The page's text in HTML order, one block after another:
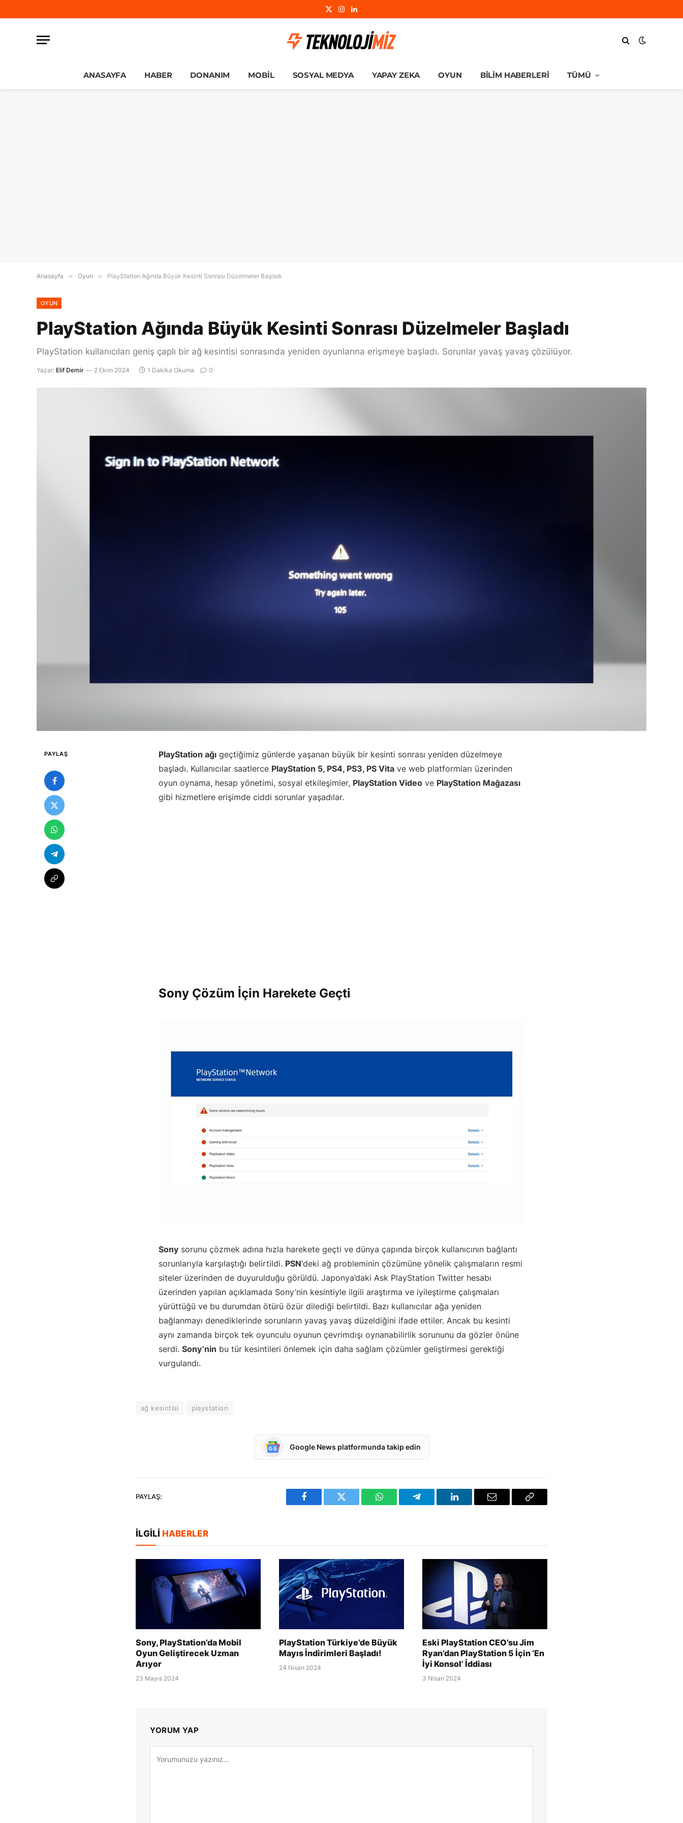
X
Instagram
LinkedIn
ANASAYFA HABER DONANIM MOBIL SOSYAL MEDYA YAPAY ZEKA OYUN BILIM HABERLERI TÜMÜ
Anasayfa » Oyun » PlayStation Ağında Büyük Kesinti Sonrası Düzelmeler Başladı
OYUN
PlayStation Ağında Büyük Kesinti Sonrası Düzelmeler Başladı
PlayStation kullanıcıları geniş çaplı bir ağ kesintisi sonrasında yeniden oyunlarına erişmeye başladı. Sorunlar yavaş yavaş çözülüyor.
Yazar: Elif Demir 2 Ekim 2024 1 Dakika Okuma 0
PAYLAŞ PlayStation ağı geçtiğimiz günlerde yaşanan büyük bir kesinti sonrası yeniden düzelmeye
başladı. Kullanıcılar saatlerce PlayStation 5, PS4, PS3, PS Vita ve web platformları üzerinden
oyun oynama, hesap yönetimi, sosyal etkileşimler, PlayStation Video ve PlayStation Mağazası
gibi hizmetlere erişimde ciddi sorunlar yaşadılar.
Sony Çözüm İçin Harekete Geçti
Sony sorunu çözmek adına hızla harekete geçti ve dünya çapında birçok kullanıcının bağlantı
sorunlarıyla karşılaştığı belirtildi. PSN‘deki ağ probleminin çözümüne yönelik çalışmaların resmi
siteler üzerinden de duyurulduğu görüldü. Japonya’daki Ask PlayStation Twitter hesabı
üzerinden yapılan açıklamada Sony’nin kesintiyle ilgili araştırma ve iyileştirme çalışmaları
yürüttüğü ve bu durumdan ötürü özür dilediği belirtildi. Bazı kullanıcılar ağa yeniden
bağlanmayı denediklerinde sorunların yavaş yavaş düzeldiğini ifade ettiler. Ancak bu kesinti
aynı zamanda birçok tek oyunculu oyunun çevrimdışı oynanabilirlik sorununu da gözler önüne
serdi. Sony’nin bu tür kesintileri önlemek için daha sağlam çözümler geliştirmesi gerektiği
vurgulandı.
ağ kesintisi playstation
Google News platformunda takip edin
PAYLAŞ:
Facebook Twitter WhatsAppTelegram LinkedIn E-
Bağlantıyı
İLGILI HABERLER
Sony, PlayStation’da Mobil
Oyun Geliştirecek Uzman
Arıyor
23 Mayıs 2024
PlayStation Türkiye’de Büyük
Mayıs İndirimleri Başladı!
24 Nisan 2024
Eski PlayStation CEO’su Jim
Ryan’dan PlayStation 5 İçin ‘En
İyi Konsol’ İddiası
3 Nisan 2024
YORUM YAP